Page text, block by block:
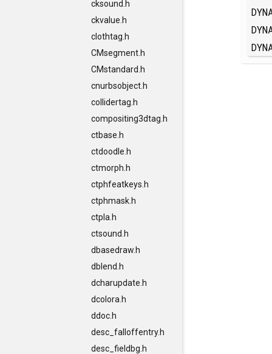
cksound.h
ckvalue.h
clothtag.h
CMsegment.h
CMstandard.h
cnurbsobject.h
collidertag.h
compositing3dtag.h
ctbase.h
ctdoodle.h
ctmorph.h
ctphfeatkeys.h
ctphmask.h
ctpla.h
ctsound.h
dbasedraw.h
dblend.h
dcharupdate.h
dcolora.h
ddoc.h
desc_falloffentry.h
desc_fieldbg.h